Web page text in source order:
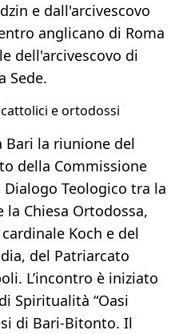
e dall'arcivescovo
anglicano di Roma
dell'arcivescovo di
Sede.
e ortodossi
Bari la riunione del
della Commissione
Teologico tra la
la Chiesa Ortodossa,
Koch e del
del Patriarcato
L’incontro è iniziato
Spiritualità “Oasi
di Bari-Bitonto. Il